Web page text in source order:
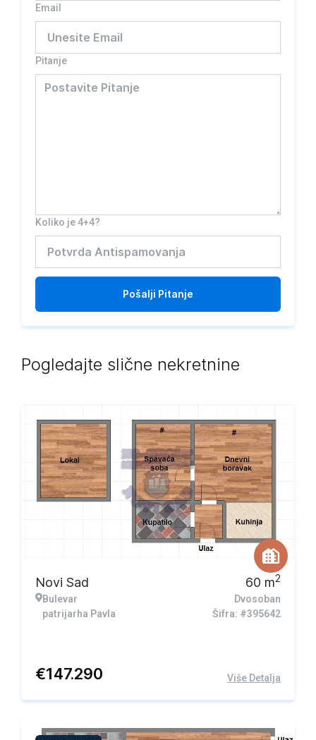
Email
Pitanje
Koliko je 4+4?
Pošalji Pitanje
Pogledajte slične nekretnine
Novi Sad
Bulevar
patrijarha Pavla
60 m2
Dvosoban
Šifra: #395642
€147.290 Više Detalja